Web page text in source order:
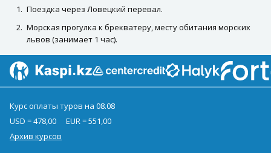
Поездка через Ловецкий перевал.
Морская прогулка к брекватеру, месту обитания морских
львов (занимает 1 час).
Курс оплаты туров на 08.08
USD = 478,00
EUR = 551,00
Архив курсов